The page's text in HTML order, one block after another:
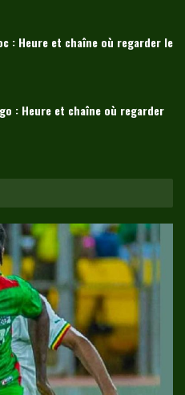
: Heure et chaîne où regarder le
: Heure et chaîne où regarder